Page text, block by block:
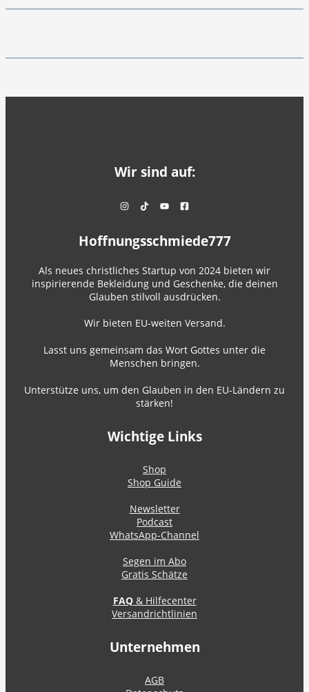
Wir sind auf:
Hoffnungsschmiede777
Als neues christliches Startup von 2024 bieten wir
inspirierende Bekleidung und Geschenke, die deinen
Glauben stilvoll ausdrücken.
Wir bieten EU-weiten Versand.
Lasst uns gemeinsam das Wort Gottes unter die
Menschen bringen.
Unterstütze uns, um den Glauben in den EU-Ländern zu
stärken!
Wichtige Links
Shop
Shop Guide
Newsletter
Podcast
WhatsApp-Channel
Segen im Abo
Gratis Schätze
FAQ& Hilfecenter
Versandrichtlinien
Unternehmen
AGB